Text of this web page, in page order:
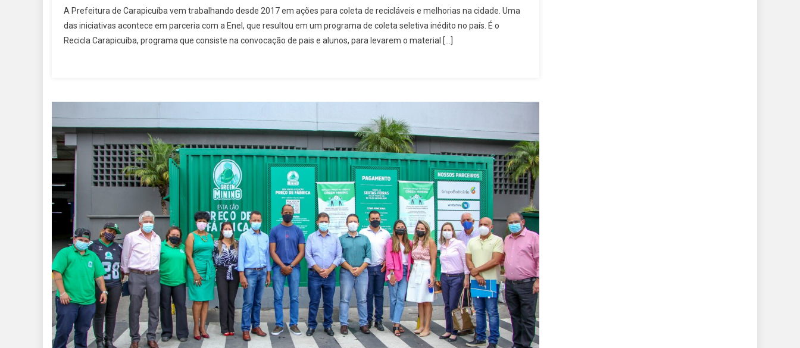
Oferece
Vários
Locais
Descontos
Em
Conta
De
Energia
Elétrica
A Prefeitura de Carapicuíba vem trabalhando desde 2017 em ações para coleta de recicláveis e melhorias na cidade. Uma
das iniciativas acontece em parceria com a Enel, que resultou em um programa de coleta seletiva inédito no país. É o
Recicla Carapicuíba, programa que consiste na convocação de pais e alunos, para levarem o material […]